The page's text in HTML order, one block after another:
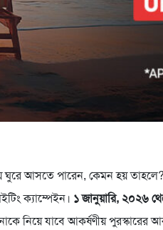
ঘুরে আসতে পারেন, কেমন হয়
ক্যাম্পেইন। ১ জানুয়ারি, ২০২৬
নিয়ে যাবে আকর্ষণীয় পুরস্কারের